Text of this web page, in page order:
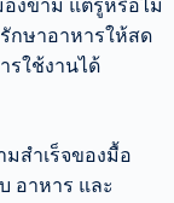
งข้าม แต่รู้หรือไม่
กษาอาหารให้สด
รใช้งานได้
สำเร็จของมื้อ
อาหาร และ